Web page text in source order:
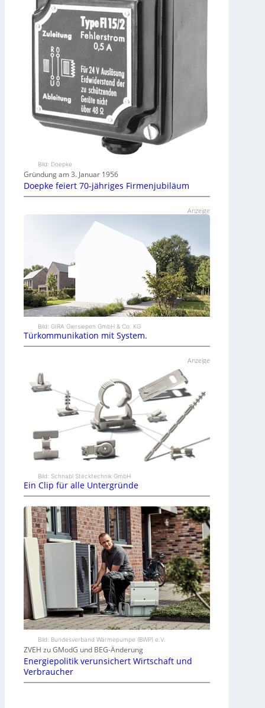
Bild: Doepke
Gründung am 3. Januar 1956
Doepke feiert 70-jähriges Firmenjubiläum
Anzeige
Bild: GIRA Giersiepen GmbH & Co. KG
Türkommunikation mit System.
Anzeige
Bild: Schnabl Stecktechnik GmbH
Ein Clip für alle Untergründe
Bild: Bundesverband Wärmepumpe (BWP) e.V.
ZVEH zu GModG und BEG-Änderung
Energiepolitik verunsichert Wirtschaft und
Verbraucher